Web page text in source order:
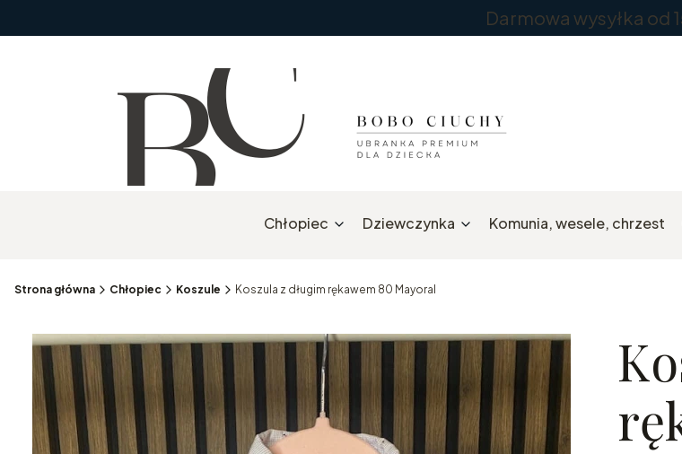
Darmowa wysyłka od
Chłopiec Dziewczynka Komunia, wesele, chrzest
Strona główna Chłopiec Koszule Koszula z długim rękawem 80 Mayoral